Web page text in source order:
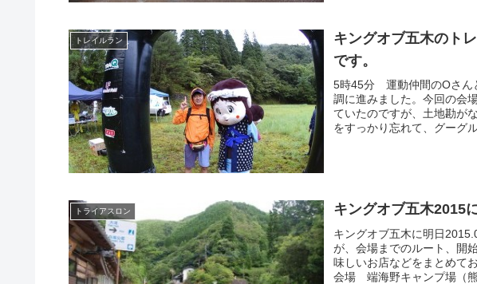
トレイルラン
キングオブ五木のト
です。
5時45分 運動仲間のOさん
調に進みました。今回の会
ていたのですが、土地勘が
をすっかり忘れて、グーグ
トライアスロン キングオブ五木2015
キングオブ五木に明日
が、会場までのルート、開
味しいお店などをまとめて
会場 端海野キャンプ場（熊